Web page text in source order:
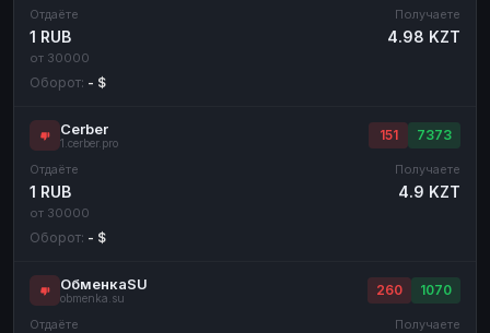
Отдаёте
1 RUB
от 30000
Получаете
4.98 KZT
Оборот: - $
Cerber
1.cerber.pro
151 7373
Отдаёте
1 RUB
от 30000
Получаете
4.9 KZT
Оборот: - $
ОбменкаSU
obmenka.su
260 1070
Отдаёте Получаете